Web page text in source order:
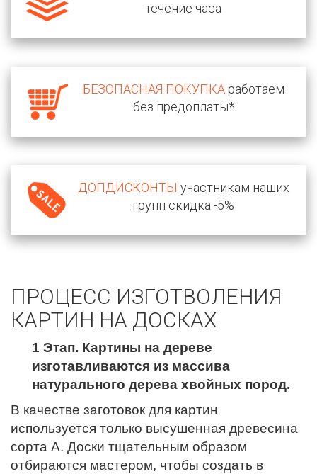
течение часа
БЕЗОПАСНАЯ ПОКУПКАработаем
без предоплаты*
ДОПДИСКОНТЫ участникам наших
групп скидка -5%
ПРОЦЕСС ИЗГОТВОЛЕНИЯ
КАРТИН НА ДОСКАХ
1 Этап. Картины на дереве
изготавливаются из массива
натурального дерева хвойных пород.
В качестве заготовок для картин
используется только высушенная древесина
сорта А. Доски тщательным образом
отбираются мастером, чтобы создать в